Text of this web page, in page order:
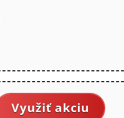
Využiť akciu